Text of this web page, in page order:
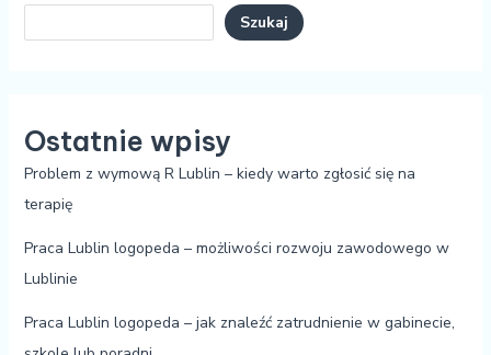
Szukaj
Ostatnie wpisy
Problem z wymową R Lublin – kiedy warto zgłosić się na
terapię
Praca Lublin logopeda – możliwości rozwoju zawodowego w
Lublinie
Praca Lublin logopeda – jak znaleźć zatrudnienie w gabinecie,